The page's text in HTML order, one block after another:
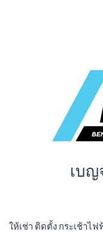
เบ
ให้เช่า ติดตั้ง กระเช้าไฟ